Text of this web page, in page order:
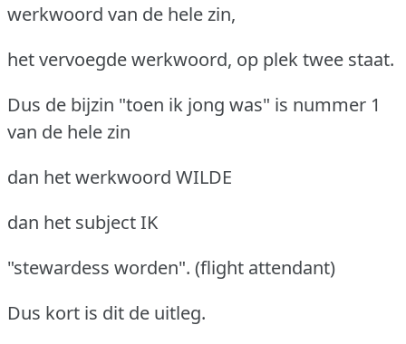
werkwoord van de hele zin,
het vervoegde werkwoord, op plek twee staat.
Dus de bijzin "toen ik jong was" is nummer 1
van de hele zin
dan het werkwoord WILDE
dan het subject IK
"stewardess worden". (flight attendant)
Dus kort is dit de uitleg.